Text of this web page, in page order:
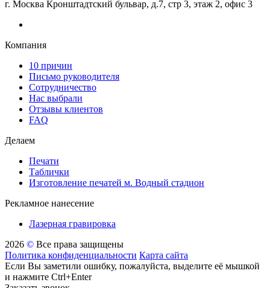
г. Москва Кронштадтский бульвар, д.7, стр 3, этаж 2, офис 3
Компания
10 причин
Письмо руководителя
Сотрудничество
Нас выбрали
Отзывы клиентов
FAQ
Делаем
Печати
Таблички
Изготовление печатей м. Водный стадион
Рекламное нанесение
Лазерная гравировка
2026 © Все права защищены
Политика конфиденциальности Карта сайта
Если Вы заметили ошибку, пожалуйста, выделите её мышкой
и нажмите Ctrl+Enter